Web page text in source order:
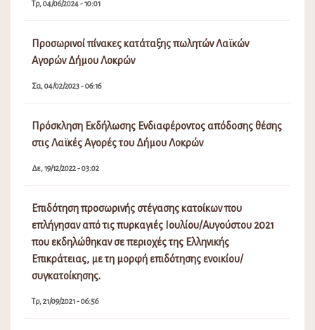
Τρ, 04/06/2024 - 10:01
Προσωρινοί πίνακες κατάταξης πωλητών Λαϊκών
Αγορών Δήμου Λοκρών
Σα, 04/02/2023 - 06:16
Πρόσκληση Εκδήλωσης Ενδιαφέροντος απόδοσης θέσης
στις Λαϊκές Αγορές του Δήμου Λοκρών
Δε, 19/12/2022 - 03:02
Επιδότηση προσωρινής στέγασης κατοίκων που
επλήγησαν από τις πυρκαγιές Ιουλίου/Αυγούστου 2021
που εκδηλώθηκαν σε περιοχές της Ελληνικής
Επικράτειας, με τη μορφή επιδότησης ενοικίου/
συγκατοίκησης.
Τρ, 21/09/2021 - 06:56